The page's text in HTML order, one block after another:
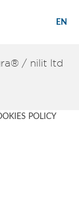
EN
/ nilit ltd
POLICY